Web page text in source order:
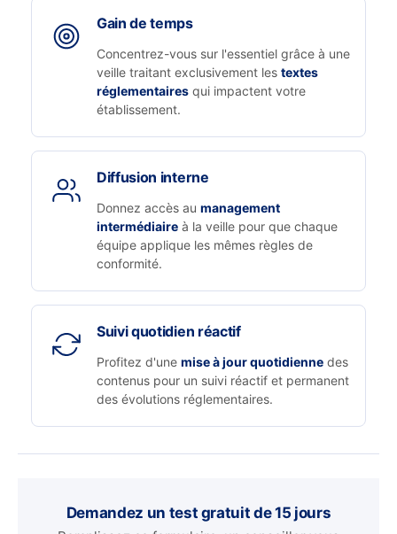
Gain de temps
Concentrez-vous sur l'essentiel grâce à une
veille traitant exclusivement les textes
réglementaires qui impactent votre
établissement.
Diffusion interne
Donnez accès au management
intermédiaire à la veille pour que chaque
équipe applique les mêmes règles de
conformité.
Suivi quotidien réactif
Profitez d'une mise à jour quotidienne des
contenus pour un suivi réactif et permanent
des évolutions réglementaires.
Demandez un test gratuit de 15 jours